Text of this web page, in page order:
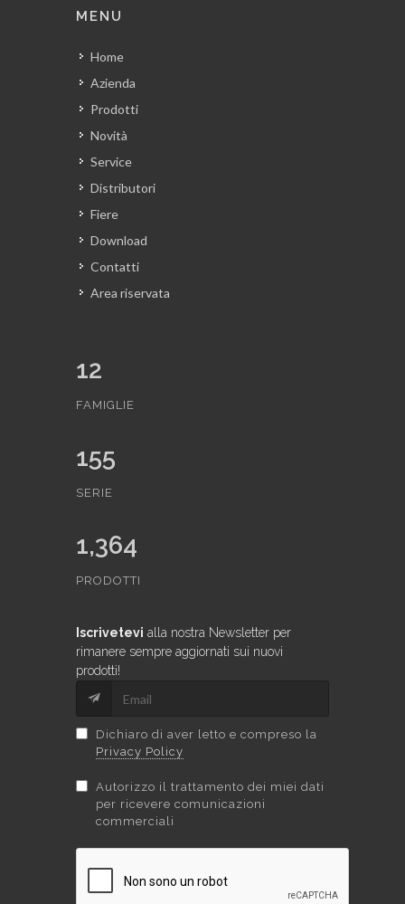
MENU
Home
Azienda
Prodotti
Novità
Service
Distributori
Fiere
Download
Contatti
Area riservata
12
FAMIGLIE
155
SERIE
1,364
PRODOTTI
Iscrivetevi alla nostra Newsletter per
rimanere sempre aggiornati sui nuovi
prodotti!
Dichiaro di aver letto e compreso la
Privacy Policy
Autorizzo il trattamento dei miei dati
per ricevere comunicazioni
commerciali